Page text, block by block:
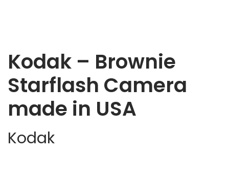
Kodak – Brownie
Starflash Camera
made in USA
Kodak